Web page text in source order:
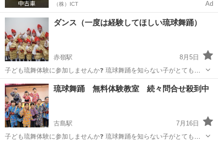
（株）ICT Ad
ダンス（一度は経験してほしい琉球舞踊）
赤嶺駅
8月5日
子ども琉舞体験に参加しませんか❓ 琉球舞踊を知らない子がとても増
えてるな。と感じた事がキッカケで思いつきました☺️沖縄の大切な伝
統芸能の一つなので、ほんの少しでも携る経験をして欲しいと考えて
ます。 ・2ヶ月間のみ 毎週...
沖縄 糸満市 赤嶺駅 その他 琉球舞踊
琉球舞踊 無料体験教室 続々問合せ殺到中
古島駅
7月16日
子ども琉舞体験に参加しませんか❓ 琉球舞踊を知らない子がとても増